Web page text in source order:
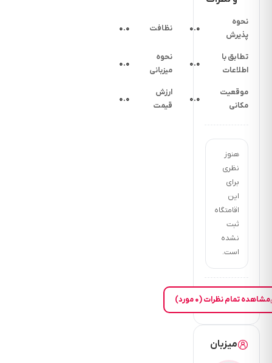
نحوه
پذیرش
۰.۰ نظافت ۰.۰
تطابق با
اطلاعات
۰.۰
نحوه
میزبانی
۰.۰
موقعیت
مکانی
۰.۰
ارزش
قیمت
۰.۰
هنوز
نظری
برای
این
اقامتگاه
ثبت
نشده
است.
مشاهده تمام نظرات (۰ مورد)
میزبان